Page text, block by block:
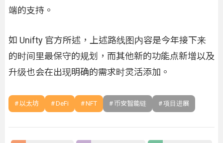
端的支持。
如 Unifty 官方所述，上述路线图内容是今年接下来
的时间里最保守的规划，而其他新的功能点新增以及
升级也会在出现明确的需求时灵活添加。
以太坊 DeFi NFT 币安智能链 项⽬进展